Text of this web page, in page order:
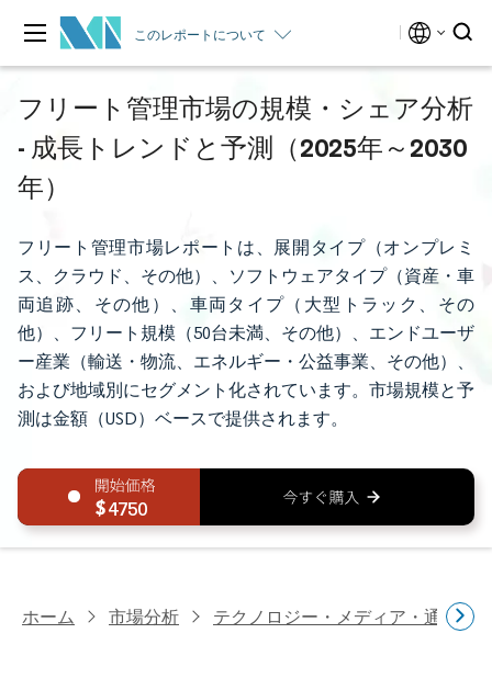
このレポートについて
フリート管理市場の規模・シェア分析
- 成長トレンドと予測（2025年～2030
年）
フリート管理市場レポートは、展開タイプ（オンプレミ
ス、クラウド、その他）、ソフトウェアタイプ（資産・車
両追跡、その他）、車両タイプ（大型トラック、その
他）、フリート規模（50台未満、その他）、エンドユーザ
ー産業（輸送・物流、エネルギー・公益事業、その他）、
および地域別にセグメント化されています。市場規模と予
測は金額（USD）ベースで提供されます。
4750
ホーム 市場分析 テクノロジー・メディア・通信研